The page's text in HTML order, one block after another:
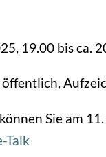
19.00 bis ca.
öffentlich,
Sie am
Talk